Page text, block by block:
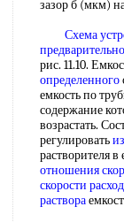
зазор б (мкм)
Схема
предварительно
рис. 11.10.
определенного
емкость по
содержание
возрастать.
регулировать
растворителя в
отношения
скорости
раствора